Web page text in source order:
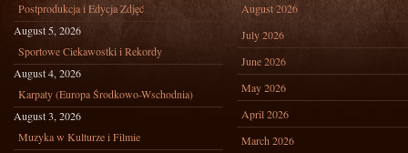
Postprodukcja i Edycja Zdjęć
August 5, 2026
Sportowe Ciekawostki i Rekordy
August 4, 2026
Karpaty (Europa Środkowo-Wschodnia)
August 3, 2026
Muzyka w Kulturze i Filmie
August 2026
July 2026
June 2026
May 2026
April 2026
March 2026